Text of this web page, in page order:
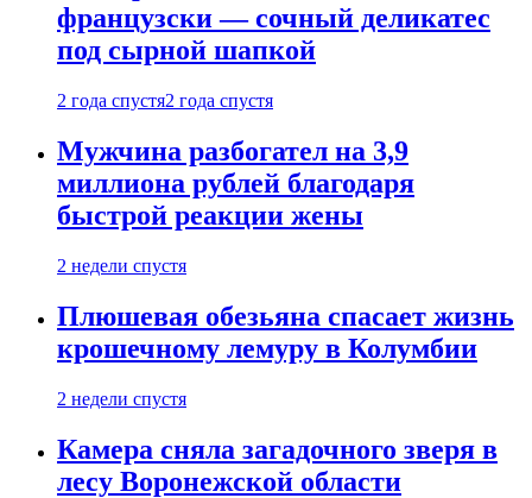
французски — сочный деликатес
под сырной шапкой
2 года спустя2 года спустя
Мужчина разбогател на 3,9
миллиона рублей благодаря
быстрой реакции жены
2 недели спустя
Плюшевая обезьяна спасает жизнь
крошечному лемуру в Колумбии
2 недели спустя
Камера сняла загадочного зверя в
лесу Воронежской области